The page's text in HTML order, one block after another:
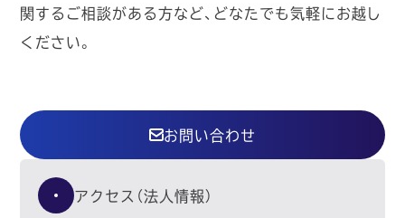
関するご相談がある方など、どなたでも気軽にお越し
ください。
お問い合わせ
アクセス（法人情報）